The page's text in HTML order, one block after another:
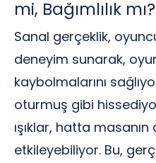
mi, Bağımlılık mı?
Sanal gerçeklik,
deneyim sunarak,
kaybolmalarını
oturmuş gibi
ışıklar, hatta
etkileyebiliyor. Bu,